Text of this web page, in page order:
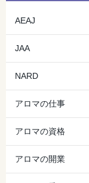
AEAJ
JAA
NARD
アロマの仕事
アロマの資格
アロマの開業